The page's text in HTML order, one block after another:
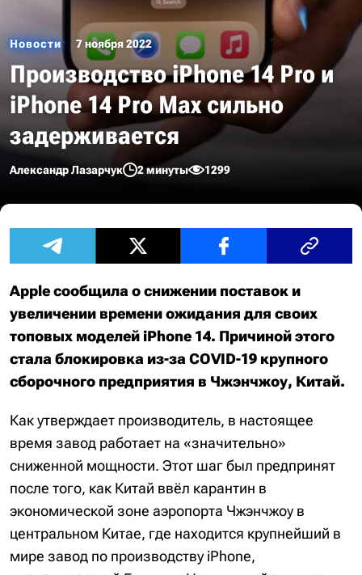
Новости 7 ноября 2022
Производство iPhone 14 Pro и
iPhone 14 Pro Max сильно
задерживается
Александр Лазарчук 2 минуты 1299
Apple сообщила о снижении поставок и
увеличении времени ожидания для своих
топовых моделей iPhone 14. Причиной этого
стала блокировка из-за COVID-19 крупного
сборочного предприятия в Чжэнчжоу, Китай.
Как утверждает производитель, в настоящее
время завод работает на «значительно»
сниженной мощности. Этот шаг был предпринят
после того, как Китай ввёл карантин в
экономической зоне аэропорта Чжэнчжоу в
центральном Китае, где находится крупнейший в
мире завод по производству iPhone,